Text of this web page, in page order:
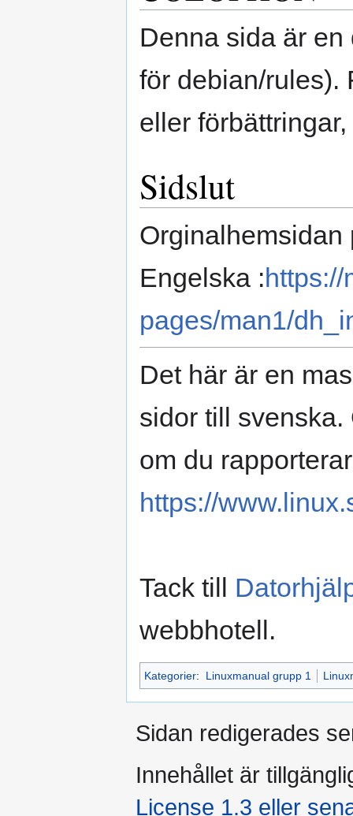
Denna sida är
för debian/rules).
eller
Sidslut
Orginalhemsidan
Engelska :https://
pages/man1/
Det här är en
sidor till svenska.
om du
https://
Tack till
webbhotell.
Kategorier: Linuxmanual grupp 1
Sidan redigerades
Innehållet är
License 1.3 eller